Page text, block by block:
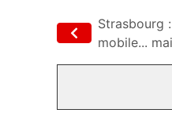
Strasbourg
mobile...